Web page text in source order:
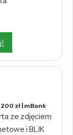
zł | mBank
ze zdjęciem
i BLIK